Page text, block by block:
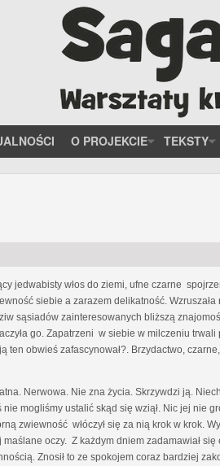
O PROJEKCIE TEKSTY
jedwabisty włos do ziemi, ufne czarne
siebie a zarazem delikatność.
sąsiadów zainteresowanych bliższą
go. Zapatrzeni w siebie w milczeniu
ten obwieś zafascynował?. Brzydactwo,
Nerwowa. Nie zna życia. Skrzywdzi ją.
mogliśmy ustalić skąd się wziął. Nic jej nie
zwiewność włóczył się za nią krok w krok.
oczy. Z każdym dniem zadamawiał
Znosił to ze spokojem coraz bardziej